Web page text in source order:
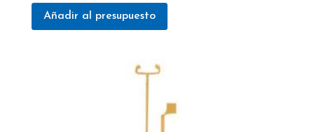
Añadir al presupuesto